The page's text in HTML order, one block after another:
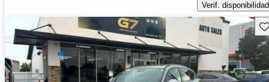
Verif. disponibilidad